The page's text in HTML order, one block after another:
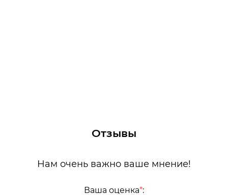
Отзывы
Нам очень важно ваше мнение!
Ваша оценка*: